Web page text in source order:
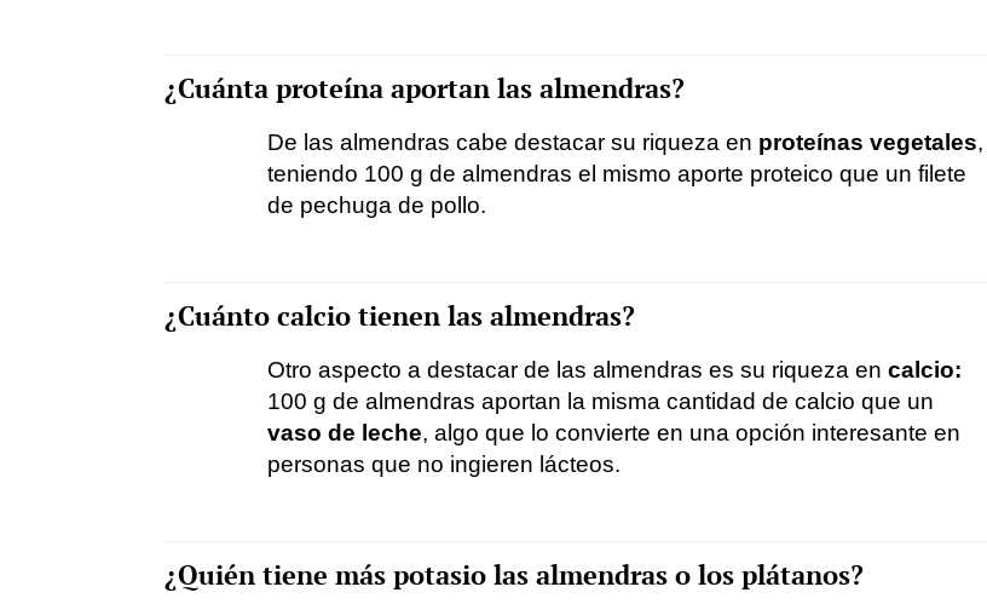
¿Cuánta proteína aportan las almendras?
De las almendras cabe destacar su riqueza en proteínas vegetales,
teniendo 100 g de almendras el mismo aporte proteico que un filete
de pechuga de pollo.
¿Cuánto calcio tienen las almendras?
Otro aspecto a destacar de las almendras es su riqueza en calcio:
100 g de almendras aportan la misma cantidad de calcio que un
vaso de leche, algo que lo convierte en una opción interesante en
personas que no ingieren lácteos.
¿Quién tiene más potasio las almendras o los plátanos?